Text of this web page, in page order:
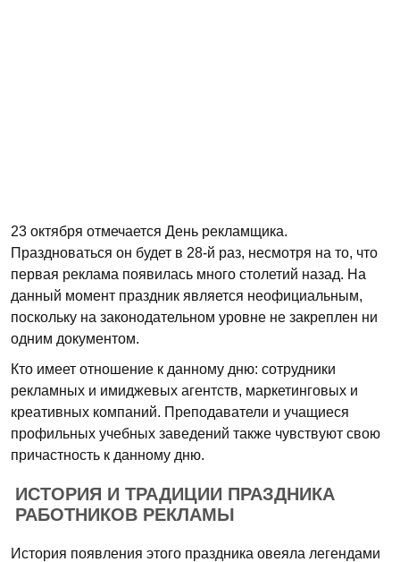
23 октября отмечается День рекламщика.
Праздноваться он будет в 28-й раз, несмотря на то, что
первая реклама появилась много столетий назад. На
данный момент праздник является неофициальным,
поскольку на законодательном уровне не закреплен ни
одним документом.
Кто имеет отношение к данному дню: сотрудники
рекламных и имиджевых агентств, маркетинговых и
креативных компаний. Преподаватели и учащиеся
профильных учебных заведений также чувствуют свою
причастность к данному дню.
ИСТОРИЯ И ТРАДИЦИИ ПРАЗДНИКА
РАБОТНИКОВ РЕКЛАМЫ
История появления этого праздника овеяла легендами